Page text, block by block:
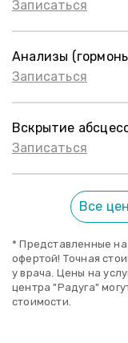
Записаться
Анализы
Записаться
Вскрытие
Записаться
Все
* Представленные
офертой! Точная
у врача. Цены на
центра "Радуга"
стоимости.